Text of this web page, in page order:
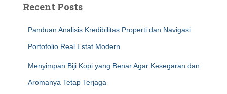
Recent Posts
Panduan Analisis Kredibilitas Properti dan Navigasi
Portofolio Real Estat Modern
Menyimpan Biji Kopi yang Benar Agar Kesegaran dan
Aromanya Tetap Terjaga